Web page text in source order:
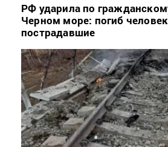
РФ ударила по
Черном море: погиб
пострадавшие